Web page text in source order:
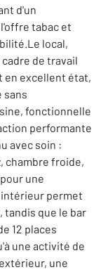
d'un
tabac et
local,
de travail
en excellent état,
sans
fonctionnelle
performante
avec soin :
chambre froide,
une
permet
tandis que le bar
12 places
une activité de
une